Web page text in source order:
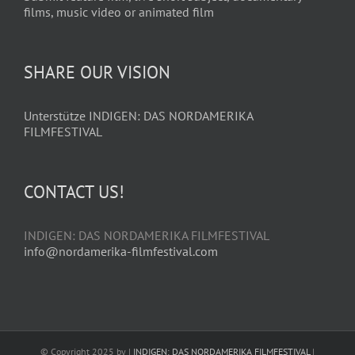
films, music video or animated film
SHARE OUR VISION
Unterstütze INDIGEN: DAS NORDAMERIKA
FILMFESTIVAL
CONTACT US!
INDIGEN: DAS NORDAMERIKA FILMFESTIVAL
info@nordamerika-filmfestival.com
© Copyright 2025 by | INDIGEN: DAS NORDAMERIKA FILMFESTIVAL |